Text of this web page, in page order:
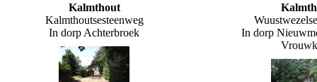
Kalmthout
Kalmthoutsesteenweg
In dorp Achterbroek
In dorp